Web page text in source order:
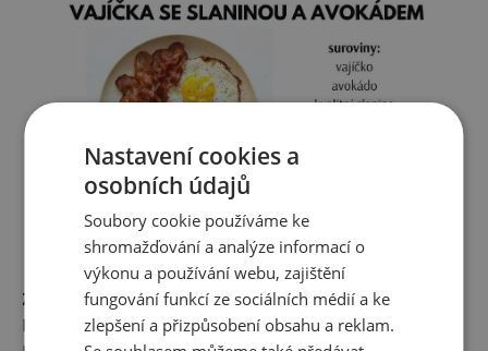
ZHUBNU SE SNÍDANÍ SNÁZE?
Pokud si nehlídáte svůj energetický příjem, a nevíte,
Nastavení cookies a
osobních údajů
Soubory cookie používáme ke
shromažďování a analýze informací o
výkonu a používání webu, zajištění
fungování funkcí ze sociálních médií a ke
zlepšení a přizpůsobení obsahu a reklam.